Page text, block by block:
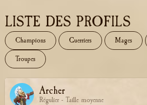
LISTE DES PROFILS
Champions Guerriers Mages
Troupes
Archer
Régulier - Taille moyenne